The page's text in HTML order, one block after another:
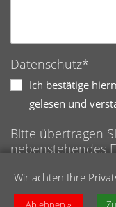
Wir achten Ihre
Ablehnen
Datenschutz*
Ich bestätige
gelesen und
Bitte übertragen
nebenstehendes
Anti-Roboter-